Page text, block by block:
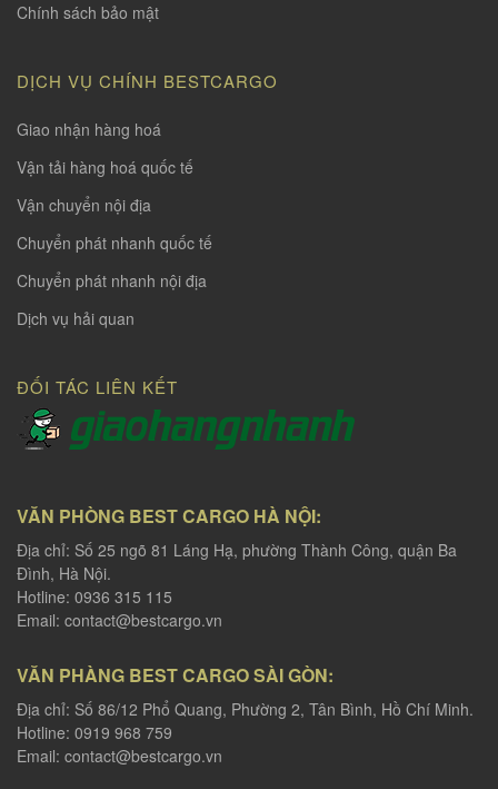
Chính sách bảo mật
DỊCH VỤ CHÍNH BESTCARGO
Giao nhận hàng hoá
Vận tải hàng hoá quốc tế
Vận chuyển nội địa
Chuyển phát nhanh quốc tế
Chuyển phát nhanh nội địa
Dịch vụ hải quan
ĐỐI TÁC LIÊN KẾT
VĂN PHÒNG BEST CARGO HÀ NỘI:
Địa chỉ: Số 25 ngõ 81 Láng Hạ, phường Thành Công, quận Ba
Đình, Hà Nội.
Hotline: 0936 315 115
Email: contact@bestcargo.vn
VĂN PHÀNG BEST CARGO SÀI GÒN:
Địa chỉ: Số 86/12 Phổ Quang, Phường 2, Tân Bình, Hồ Chí Minh.
Hotline: 0919 968 759
Email: contact@bestcargo.vn